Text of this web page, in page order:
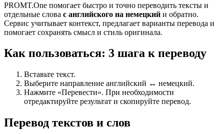
PROMT.One помогает быстро и точно переводить тексты и
отдельные слова с английского на немецкий и обратно.
Сервис учитывает контекст, предлагает варианты перевода и
помогает сохранять смысл и стиль оригинала.
Как пользоваться: 3 шага к переводу
Вставьте текст.
Выберите направление английский ↔ немецкий.
Нажмите «Перевести». При необходимости
отредактируйте результат и скопируйте перевод.
Перевод текстов и слов